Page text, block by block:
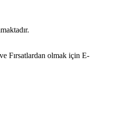
Fırsatlardan olmak için E-